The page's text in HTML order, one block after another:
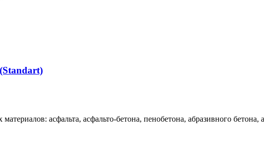
асфальта, асфальто-бетона, пенобетона, абразивного